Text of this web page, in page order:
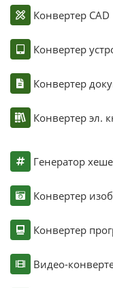
Конвертер CAD
Конвертер
Конвертер
Конвертер эл.
Генератор
Конвертер
Конвертер
Видео-